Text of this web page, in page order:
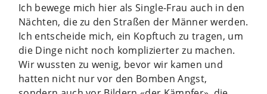
Ich bewege mich hier als Single-Frau auch in den
Nächten, die zu den Straßen der Männer werden.
Ich entscheide mich, ein Kopftuch zu tragen, um
die Dinge nicht noch komplizierter zu machen.
Wir wussten zu wenig, bevor wir kamen und
hatten nicht nur vor den Bomben Angst,